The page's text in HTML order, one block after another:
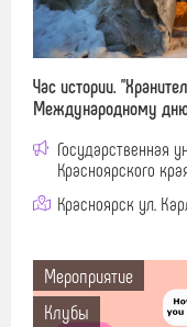
Час истории.
Международному
Государственная
Красноярского
Красноярск ул.
Мероприятие
Клубы